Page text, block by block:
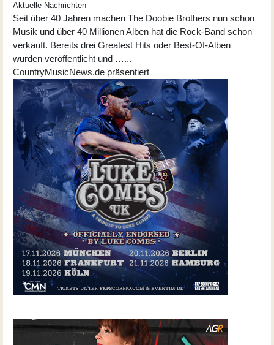
Aktuelle Nachrichten
Seit über 40 Jahren machen The Doobie Brothers nun schon
Musik und über 40 Millionen Alben hat die Rock-Band schon
verkauft. Bereits drei Greatest Hits oder Best-Of-Alben
wurden veröffentlicht und …...
CountryMusicNews.de präsentiert